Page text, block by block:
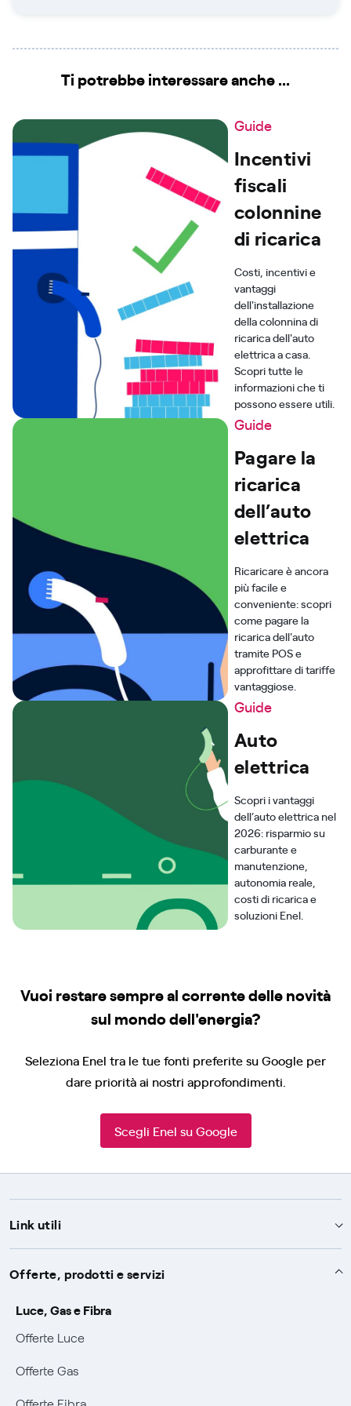
Ti potrebbe interessare anche ...
Guide
Incentivi
fiscali
colonnine
di ricarica
Costi, incentivi e
vantaggi
dell'installazione
della colonnina di
ricarica dell'auto
elettrica a casa.
Scopri tutte le
informazioni che ti
possono essere utili.
Guide
Pagare la
ricarica
dell’auto
elettrica
Ricaricare è ancora
più facile e
conveniente: scopri
come pagare la
ricarica dell'auto
tramite POS e
approfittare di tariffe
vantaggiose.
Guide
Auto
elettrica
Scopri i vantaggi
dell’auto elettrica nel
2026: risparmio su
carburante e
manutenzione,
autonomia reale,
costi di ricarica e
soluzioni Enel.
Vuoi restare sempre al corrente delle novità
sul mondo dell'energia?
Seleziona Enel tra le tue fonti preferite su Google per
dare priorità ai nostri approfondimenti.
Scegli Enel su Google
Link utili
Assistenza
Avvisi
SOS luce e gas
Conciliazioni e risoluzione delle controversie
Negoziazione paritetica
Servizi
Servizio di salvaguardia
Servizio default di distribuzione
Collabora con noi
Sponsorizzazioni
Modulistica e reclami
Offerte, prodotti e servizi
Luce, Gas e Fibra
Offerte Luce
Offerte Gas